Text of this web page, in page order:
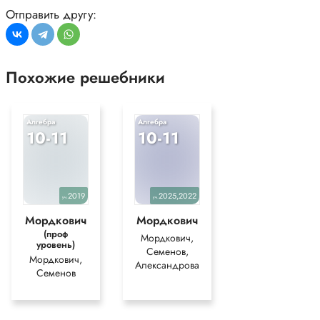
Отправить другу:
Похожие решебники
Алгебра
10-11
уч.2019
Мордкович
(проф
уровень)
Мордкович,
Семенов
Алгебра
10-11
уч.2025,2022
Мордкович
Мордкович,
Семенов,
Александрова